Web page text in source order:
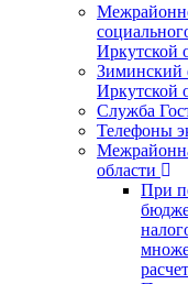
Иркутской
Иркутской
Служба
Телефоны
области
При